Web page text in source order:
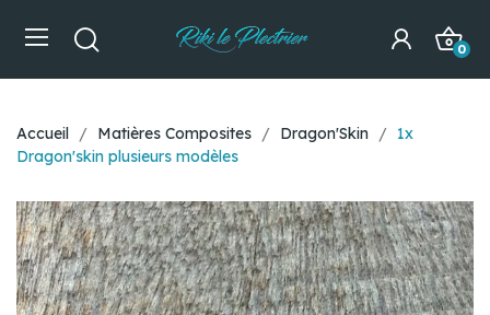
0
Accueil Matières Composites Dragon'Skin
1x
Dragon'skin plusieurs modèles